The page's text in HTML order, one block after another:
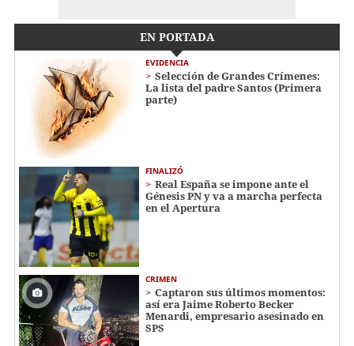
EN PORTADA
EVIDENCIA
Selección de Grandes Crímenes:
La lista del padre Santos (Primera
parte)
FINALIZÓ
Real España se impone ante el
Génesis PN y va a marcha perfecta
en el Apertura
CRIMEN
Captaron sus últimos momentos:
así era Jaime Roberto Becker
Menardi​​​, empresario asesinado en
SPS